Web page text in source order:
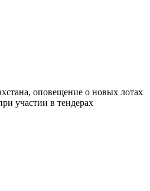
оповещение о новых лотах
участии в тендерах